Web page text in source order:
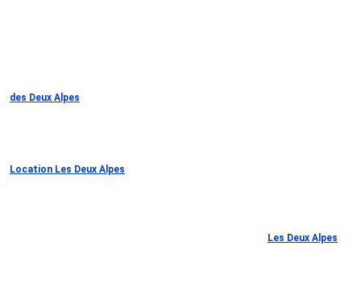
des Deux Alpes
Location Les Deux Alpes
Les Deux Alpes